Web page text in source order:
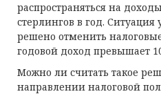
распространяться на
стерлингов в год. Ситуация
решено отменить
годовой доход превышает
Можно ли считать такое
направлении налоговой